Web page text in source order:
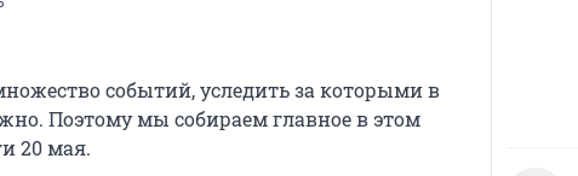
событий, уследить за которыми в
Поэтому мы собираем главное в этом
20 мая.